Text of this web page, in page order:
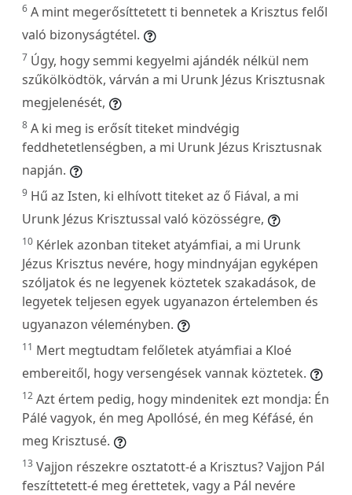
6 A mint megerősíttetett ti bennetek a Krisztus felől
való bizonyságtétel.
7 Úgy, hogy semmi kegyelmi ajándék nélkül nem
szűkölködtök, várván a mi Urunk Jézus Krisztusnak
megjelenését,
8 A ki meg is erősít titeket mindvégig
feddhetetlenségben, a mi Urunk Jézus Krisztusnak
napján.
9 Hű az Isten, ki elhívott titeket az ő Fiával, a mi
Urunk Jézus Krisztussal való közösségre,
10 Kérlek azonban titeket atyámfiai, a mi Urunk
Jézus Krisztus nevére, hogy mindnyájan egyképen
szóljatok és ne legyenek köztetek szakadások, de
legyetek teljesen egyek ugyanazon értelemben és
ugyanazon véleményben.
11 Mert megtudtam felőletek atyámfiai a Kloé
embereitől, hogy versengések vannak köztetek.
12 Azt értem pedig, hogy mindenitek ezt mondja: Én
Pálé vagyok, én meg Apollósé, én meg Kéfásé, én
meg Krisztusé.
13 Vajjon részekre osztatott-é a Krisztus? Vajjon Pál
feszíttetett-é meg érettetek, vagy a Pál nevére